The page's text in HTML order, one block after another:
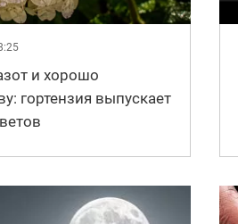
и хорошо
гортензия выпускает